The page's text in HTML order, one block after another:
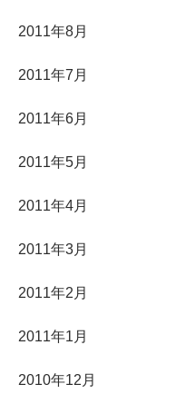
2011年8月
2011年7月
2011年6月
2011年5月
2011年4月
2011年3月
2011年2月
2011年1月
2010年12月